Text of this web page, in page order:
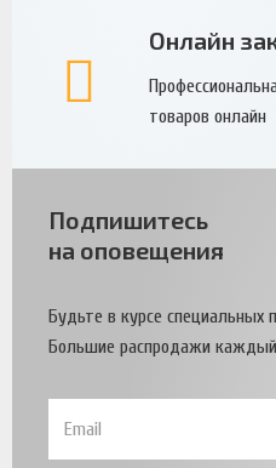
Онлайн
товаров онлайн
Подпишитесь
на оповещения
Будьте в курсе специальных
Большие распродажи